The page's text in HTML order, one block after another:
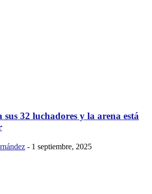
32 luchadores y la arena está
- 1 septiembre, 2025